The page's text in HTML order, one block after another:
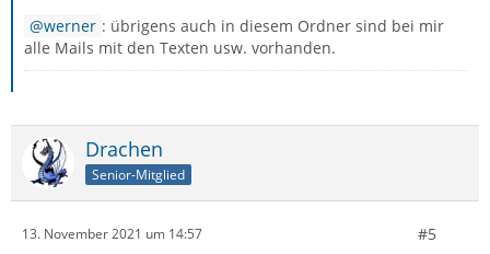
werner : übrigens auch in diesem Ordner sind bei mir
alle Mails mit den Texten usw. vorhanden.
Drachen
Senior-Mitglied
13. November 2021 um 14:57 #5